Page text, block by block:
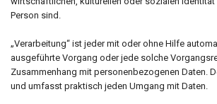
Person sind.
„Verarbeitung“ ist jeder mit oder ohne Hilfe
ausgeführte Vorgang oder jede solche
Zusammenhang mit personenbezogenen Daten.
und umfasst praktisch jeden Umgang mit Daten.